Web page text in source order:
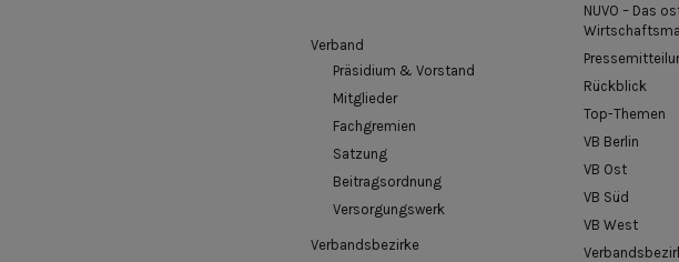
Verband
Präsidium & Vorstand
Mitglieder
Fachgremien
Satzung
Beitragsordnung
Versorgungswerk
Verbandsbezirke
NUVO – Das
Rückblick
Top-Themen
VB Berlin
VB Ost
VB Süd
VB West